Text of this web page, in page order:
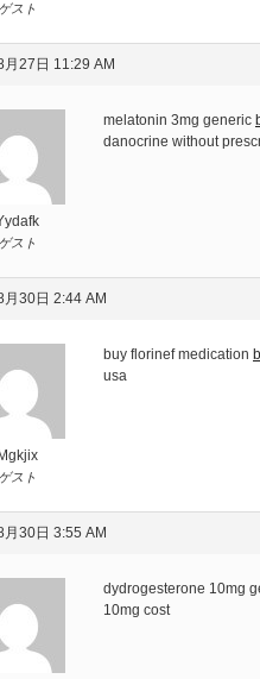
ゲスト
27日 11:29 AM
ゲスト
melatonin 3mg generic
danocrine without
30日 2:44 AM
ゲスト
buy florinef medication
usa
30日 3:55 AM
dydrogesterone 10mg
10mg cost